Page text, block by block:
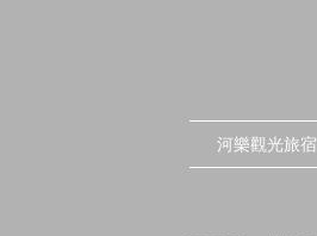
河樂觀光旅宿